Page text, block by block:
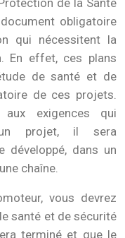
de la Santé
obligatoire
qui nécessitent la
En effet, ces plans
de santé et de
de ces projets.
exigences qui
projet, il sera
développé, dans un
chaîne.
vous devrez
santé et de sécurité
terminé et que le